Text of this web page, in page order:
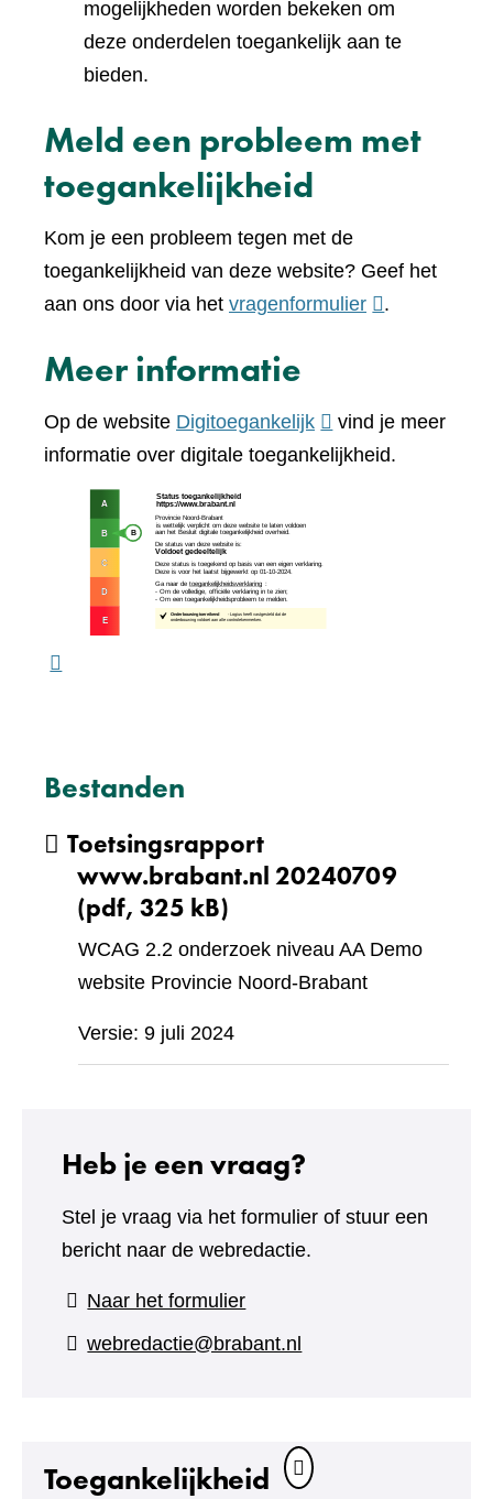
mogelijkheden worden bekeken om
deze onderdelen toegankelijk aan te
bieden.
Meld een probleem met
toegankelijkheid
Kom je een probleem tegen met de
toegankelijkheid van deze website? Geef het
aan ons door via het vragenformulier(verwijst
website)
.
Meer informatie
Op de website Digitoegankelijk(verwijst
naar
vind je meer
informatie over digitale toegankelijkheid.
Bestanden
Toetsingsrapport
www.brabant.nl 20240709
(pdf, 325 kB)
WCAG 2.2 onderzoek niveau AA Demo
website Provincie Noord-Brabant
Versie: 9 juli 2024
Heb je een vraag?
Stel je vraag via het formulier of stuur een
bericht naar de webredactie.
Naar het formulier(verwijst
naar
webredactie@brabant.nl
Toegankelijkheid